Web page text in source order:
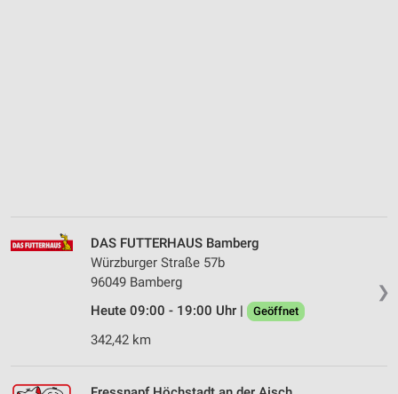
❯
DAS FUTTERHAUS Bamberg
Würzburger Straße 57b
96049 Bamberg
Heute 09:00 - 19:00 Uhr |
Geöffnet
342,42 km